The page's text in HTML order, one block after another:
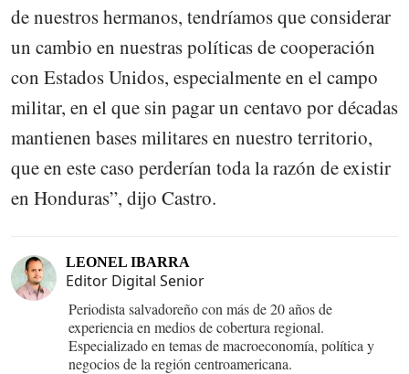
de nuestros hermanos, tendríamos que considerar
un cambio en nuestras políticas de cooperación
con Estados Unidos, especialmente en el campo
militar, en el que sin pagar un centavo por décadas
mantienen bases militares en nuestro territorio,
que en este caso perderían toda la razón de existir
en Honduras”, dijo Castro.
LEONEL IBARRA
Editor Digital Senior
Periodista salvadoreño con más de 20 años de
experiencia en medios de cobertura regional.
Especializado en temas de macroeconomía, política y
negocios de la región centroamericana.